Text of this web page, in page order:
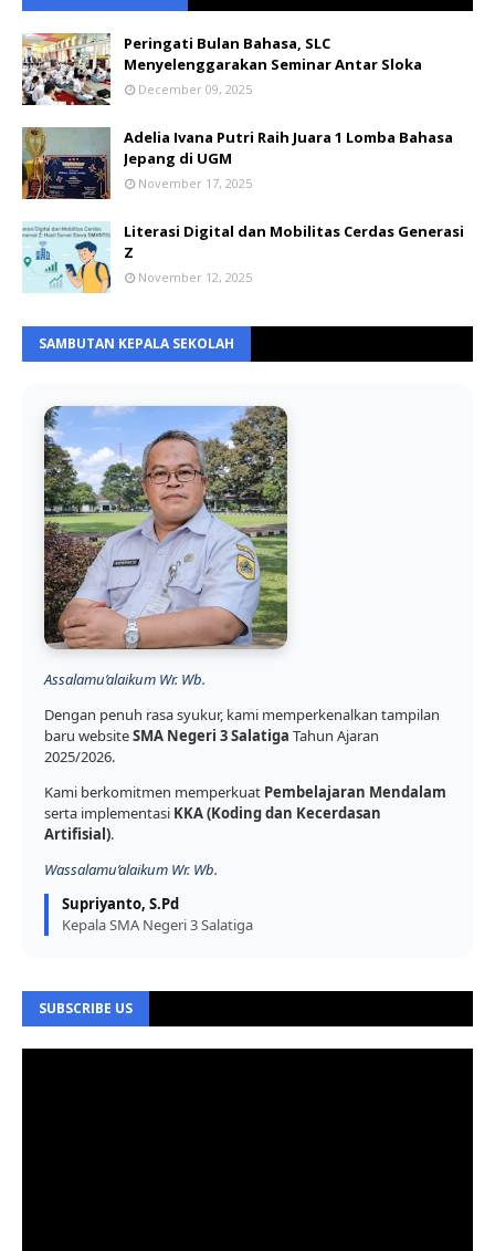
Peringati Bulan Bahasa, SLC
Menyelenggarakan Seminar Antar Sloka
December 09, 2025
Adelia Ivana Putri Raih Juara 1 Lomba Bahasa
Jepang di UGM
November 17, 2025
Literasi Digital dan Mobilitas Cerdas Generasi
Z
November 12, 2025
SAMBUTAN KEPALA SEKOLAH
Assalamu’alaikum Wr. Wb.
Dengan penuh rasa syukur, kami memperkenalkan tampilan
baru websiteSMA Negeri 3 Salatiga Tahun Ajaran
2025/2026.
Kami berkomitmen memperkuat Pembelajaran Mendalam
serta implementasi KKA (Koding dan Kecerdasan
Artifisial).
Wassalamu’alaikum Wr. Wb.
Supriyanto, S.Pd
Kepala SMA Negeri 3 Salatiga
SUBSCRIBE US